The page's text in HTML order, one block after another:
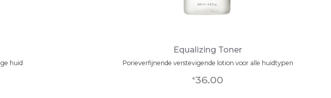
huid
Equalizing Toner
Porieverfijnende verstevigende lotion voor alle huidtypen
€36.00